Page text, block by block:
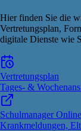
Hier finden Sie die
Vertretungsplan,
digitale Dienste wie
Vertretungsplan
Tages- &
Schulmanager Online
Krankmeldungen,